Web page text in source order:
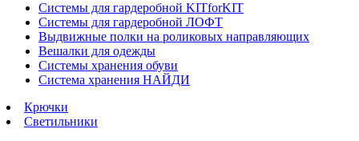
Системы для гардеробной KITforKIT
Системы для гардеробной ЛОФТ
Выдвижные полки на роликовых направляющих
Вешалки для одежды
Системы хранения обуви
Система хранения НАЙДИ
Крючки
Светильники